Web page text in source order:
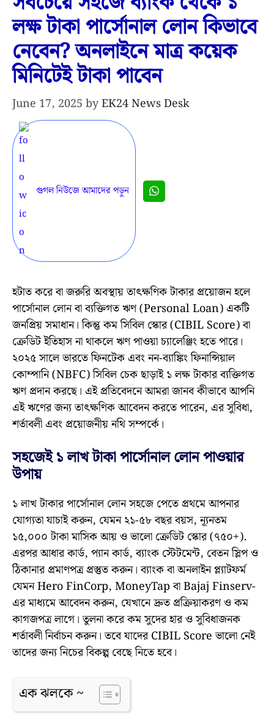
লক্ষ টাকা পার্সোনাল লোন কিভাবে
নেবেন? অনলাইনে মাত্র কয়েক
মিনিটেই টাকা পাবেন
June 17, 2025 byEK24 News Desk
গুগল নিউজে আমাদের পড়ুন
হটাত করে বা জরুরি অবস্থায় তাৎক্ষণিক টাকার প্রয়োজন হলে
পার্সোনাল লোন বা ব্যক্তিগত ঋণ (Personal Loan) একটি
জনপ্রিয় সমাধান। কিন্তু কম সিবিল স্কোর (CIBIL Score) বা
ক্রেডিট ইতিহাস না থাকলে ঋণ পাওয়া চ্যালেঞ্জিং হতে পারে।
২০২৫ সালে ভারতে ফিনটেক এবং নন-ব্যাঙ্কিং ফিনান্সিয়াল
কোম্পানি (NBFC) সিবিল চেক ছাড়াই ১ লক্ষ টাকার ব্যক্তিগত
ঋণ প্রদান করছে। এই প্রতিবেদনে আমরা জানব কীভাবে আপনি
এই ঋণের জন্য তাৎক্ষণিক আবেদন করতে পারেন, এর সুবিধা,
শর্তাবলী এবং প্রয়োজনীয় নথি সম্পর্কে।
সহজেই ১ লাখ টাকা পার্সোনাল লোন পাওয়ার
উপায়
১ লাখ টাকার পার্সোনাল লোন সহজে পেতে প্রথমে আপনার
যোগ্যতা যাচাই করুন, যেমন ২১-৫৮ বছর বয়স, ন্যূনতম
১৫,০০০ টাকা মাসিক আয় ও ভালো ক্রেডিট স্কোর (৭৫০+).
এরপর আধার কার্ড, প্যান কার্ড, ব্যাংক স্টেটমেন্ট, বেতন স্লিপ ও
ঠিকানার প্রমাণপত্র প্রস্তুত করুন। ব্যাংক বা অনলাইন প্ল্যাটফর্ম
যেমন Hero FinCorp, MoneyTap বা Bajaj Finserv-
এর মাধ্যমে আবেদন করুন, যেখানে দ্রুত প্রক্রিয়াকরণ ও কম
কাগজপত্র লাগে। তুলনা করে কম সুদের হার ও সুবিধাজনক
শর্তাবলী নির্বাচন করুন। তবে যাদের CIBIL Score ভালো নেই
তাদের জন্য নিচের বিকল্প বেছে নিতে হবে।
এক ঝলকে ~